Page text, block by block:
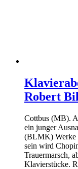
Robert
Cottbus (MB).
ein junger
(BLMK) Werke
sein wird
Trauermarsch,
Klavierstücke.